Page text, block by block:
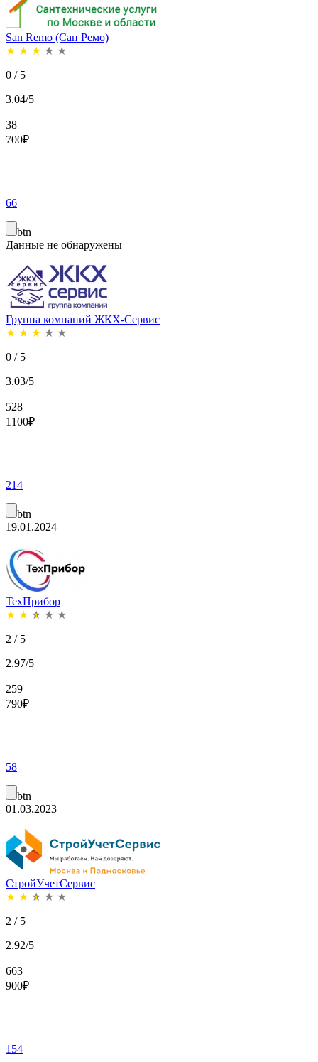
San Remo (Сан Ремо)
★ ★ ★ ★ ★
0 / 5
3.04/5
38
700₽
66
btn
Данные не обнаружены
Группа компаний ЖКХ-Сервис
★ ★ ★ ★ ★
0 / 5
3.03/5
528
1100₽
214
btn
19.01.2024
ТехПрибор
★ ★ ★ ★ ★
2 / 5
2.97/5
259
790₽
58
btn
01.03.2023
СтройУчетСервис
★ ★ ★ ★ ★
2 / 5
2.92/5
663
900₽
154